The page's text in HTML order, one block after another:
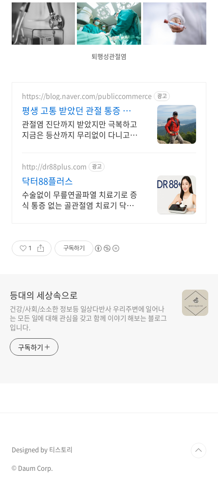
퇴행성관절염
https://blog.naver.com/publiccommerce 광고
평생 고통 받았던 관절 통증 이
제는 극복했습니다.
관절염 진단까지 받았지만 극복하고
지금은 등산까지 무리없이 다니고
http://dr88plus.com 광고
닥터88플러스
수술없이 무릎연골파열 치료기로 증
식 통증 없는 골관절염 치료기 닥터
1 구독하기
등대의 세상속으로
건강/사회/소소한 정보등 일상다반사 우리주변에 일어나
는 모든 일에 대해 관심을 갖고 함께 이야기 해보는 블로그
입니다.
구독하기
Designed by 티스토리
© Daum Corp.